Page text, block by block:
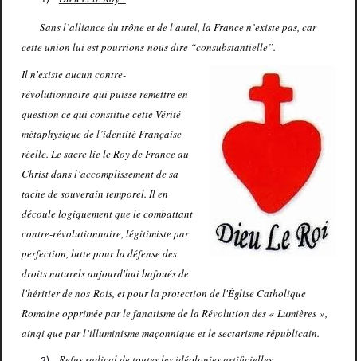
Sans l’alliance du trône et de l'autel, la France n’existe pas, car
cette union lui est pourrions-nous dire “consubstantielle”.
Il n'existe aucun contre-
révolutionnaire qui puisse remettre en
question ce qui constitue cette Vérité
métaphysique de l’identité Française
réelle. Le sacre lie le Roy de France au
Christ dans l’accomplissement de sa
tache de souverain temporel. Il en
découle logiquement que le combattant
contre-révolutionnaire, légitimiste par
perfection, lutte pour la défense des
droits naturels aujourd'hui bafoués de
l'héritier de nos Rois, et pour la protection de l'Église Catholique
Romaine opprimée par le fanatisme de la Révolution des « Lumières »,
ainqi que par l’illuminisme maçonnique et le sectarisme républicain.